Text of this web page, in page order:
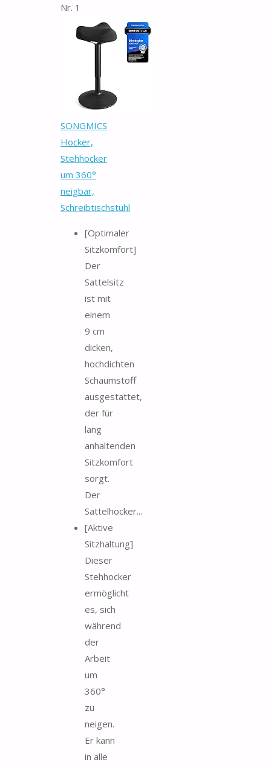
Nr. 1
SONGMICS
Hocker,
Stehhocker
um 360°
neigbar,
Schreibtischstuhl
[Optimaler
Sitzkomfort]
Der
Sattelsitz
ist mit
einem
9 cm
dicken,
hochdichten
Schaumstoff
ausgestattet,
der für
lang
anhaltenden
Sitzkomfort
sorgt.
Der
Sattelhocker...
[Aktive
Sitzhaltung]
Dieser
Stehhocker
ermöglicht
es, sich
während
der
Arbeit
um
360°
zu
neigen.
Er kann
in alle